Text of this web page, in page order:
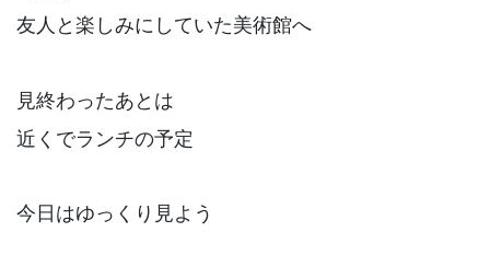
友人と楽しみにしていた美術館へ
見終わったあとは
近くでランチの予定
今日はゆっくり見よう